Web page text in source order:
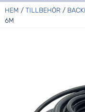
HEM / TILLBEHÖR /
6M